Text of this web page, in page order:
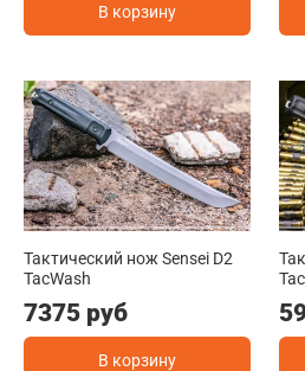
В корзину
Тактический нож Sensei D2
TacWash
7375 руб
В корзину